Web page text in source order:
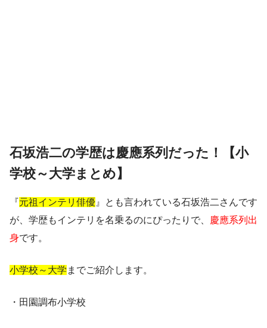
石坂浩二の学歴は慶應系列だった！【小
学校～大学まとめ】
『元祖インテリ俳優 』とも言われている石坂浩二さんです
が、学歴もインテリを名乗るのにぴったりで、
慶應系列出
身です。
小学校～大学 までご紹介します。
・田園調布小学校